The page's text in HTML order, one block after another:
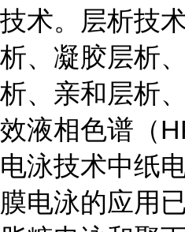
技术。层析技
析、凝胶层析
析、亲和层析
效液相色谱（
电泳技术中纸
膜电泳的应用